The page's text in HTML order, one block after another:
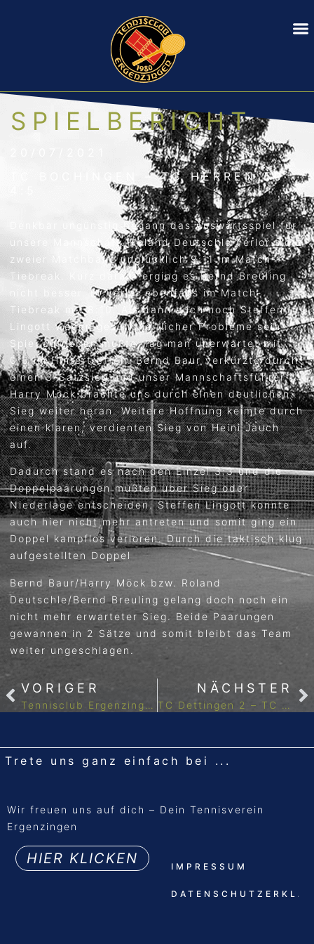
SPIELBERICHT
TC BOCHINGEN – TC HERREN 50
Denkbar ungünstig begann das Auswärtsspiel für
unsere Mannschaft. Roland Deutschle verlor trotz
zweier Matchbälle unglücklich 9:11 im Match-
Tiebreak. Kurz darauf erging es Bernd Breuling
nicht besser. Er verlor ebenfalls im Match-
Tiebreak mit 8:10. Als dann auch noch Steffen
Lingott wegen gesundheitlicher Probleme sein
Spiel aufgeben mußte, lag man unerwartet mit
0:3 im Hintertreffen. Bernd Baur verkürzte durch
einen 3-Satzsieg und unser Mannschaftsführer
Harry Möck brachte uns durch einen deutlichen
Sieg weiter heran. Weitere Hoffnung keimte durch
einen klaren, verdienten Sieg von Heini Jauch
auf.
Dadurch stand es nach den Einzel 3:3 und die
Doppelpaarungen mußten über Sieg oder
Niederlage entscheiden. Steffen Lingott konnte
auch hier nicht mehr antreten und somit ging ein
Doppel kampflos verloren. Durch die taktisch klug
aufgestellten Doppel
Bernd Baur/Harry Möck bzw. Roland
Deutschle/Bernd Breuling gelang doch noch ein
nicht mehr erwarteter Sieg. Beide Paarungen
gewannen in 2 Sätze und somit bleibt das Team
weiter ungeschlagen.
VORIGER NÄCHSTER
Trete uns ganz einfach bei ...
Wir freuen uns auf dich – Dein Tennisverein
Ergenzingen
HIER KLICKEN IMPRESSUM